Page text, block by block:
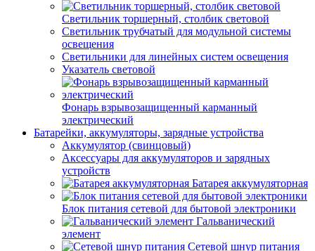
Светильник торшерный, столбик световой
Светильник трубчатый для модульной системы
освещения
Светильники для линейных систем освещения
Указатель световой
Фонарь взрывозащищенный карманный
электрический
Батарейки, аккумуляторы, зарядные устройства
Аккумулятор (свинцовый)
Аксессуары для аккумуляторов и зарядных
устройств
Батарея аккумуляторная
Блок питания сетевой для бытовой электроники
Гальванический
элемент
Сетевой шнур питания